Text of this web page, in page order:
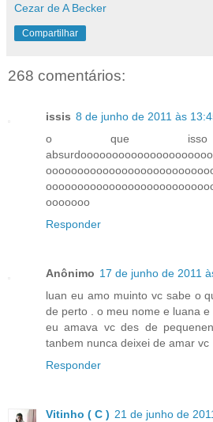
Cezar de A Becker
Compartilhar
268 comentários:
issis 8 de junho de 2011 às
o que
ooooooo
Responder
Anônimo 17 de junho de 2011
luan eu amo muinto vc sabe o
de perto . o meu nome e luana e
eu amava vc des de
tanbem nunca deixei de amar vc
Responder
Vitinho ( C ) 21 de junho de